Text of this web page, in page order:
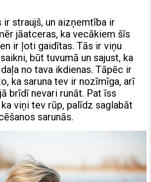
straujš, un aizņemtība ir
jāatceras, ka vecākiem šīs
ir ļoti gaidītas. Tās ir viņu
būt tuvumā un sajust, ka
no tava ikdienas. Tāpēc ir
ka saruna tev ir nozīmīga, arī
brīdī nevari runāt. Pat īss
viņi tev rūp, palīdz saglabāt
sarunās.